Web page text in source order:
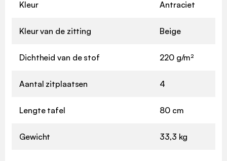
Kleur Antraciet
Kleur van de zitting Beige
Dichtheid van de stof 220 g/m²
Aantal zitplaatsen 4
Lengte tafel 80 cm
Gewicht 33,3 kg